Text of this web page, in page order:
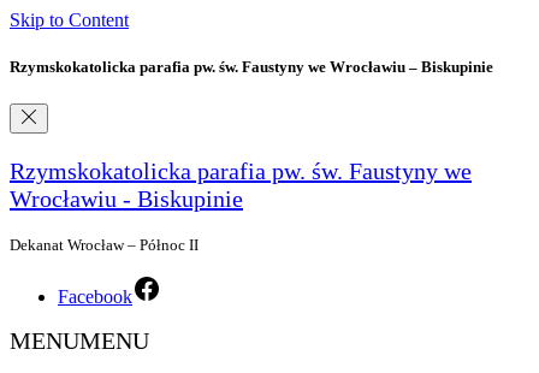
Skip to Content
Rzymskokatolicka parafia pw. św. Faustyny we Wrocławiu – Biskupinie
Rzymskokatolicka parafia pw. św. Faustyny we
Wrocławiu - Biskupinie
Dekanat Wrocław – Północ II
Facebook
MENUMENU